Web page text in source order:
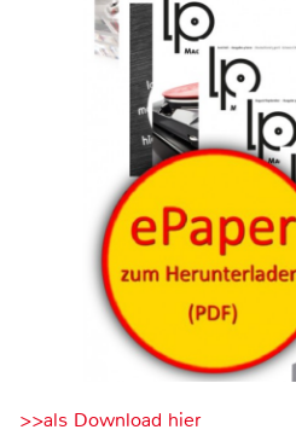
>>als Download hier